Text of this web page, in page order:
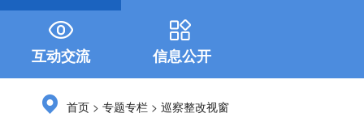
互动交流 信息公开
首页 >专题专栏 >巡察整改视窗